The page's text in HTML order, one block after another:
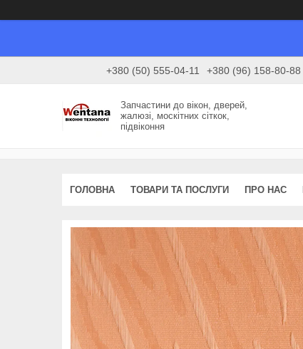
+380 (50) 555-04-11 +380 (96) 158-80-88
Запчастини до вікон, дверей,
жалюзі, москітних сіткок,
підвіконня
ГОЛОВНА ТОВАРИ ТА ПОСЛУГИ ПРО НАС